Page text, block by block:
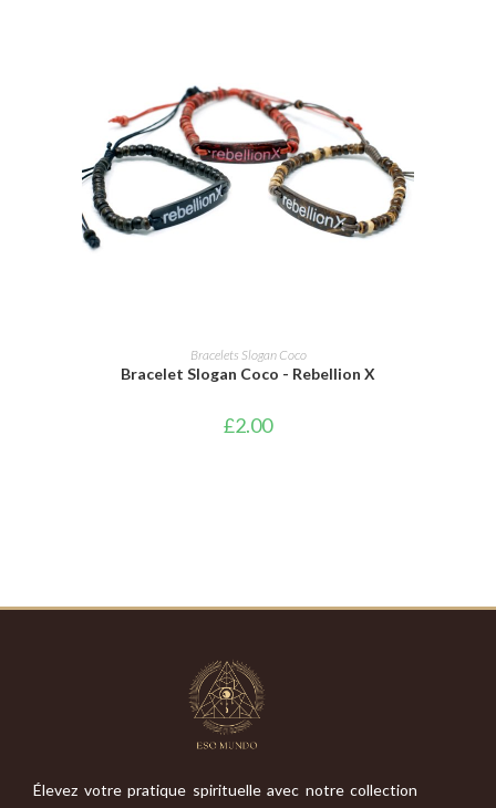
AJOUTER AU PANIER
Bracelets Slogan Coco
Bracelet Slogan Coco - Rebellion X
£2.00
Élevez votre pratique spirituelle avec notre collection